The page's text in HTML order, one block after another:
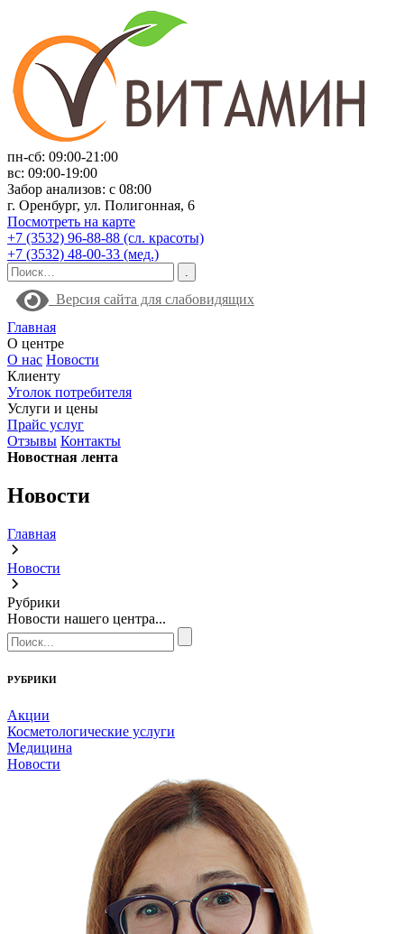
пн-сб: 09:00-21:00
вс: 09:00-19:00
Забор анализов: с 08:00
г. Оренбург, ул. Полигонная, 6
Посмотреть на карте
+7 (3532) 96-88-88 (сл. красоты)
+7 (3532) 48-00-33 (мед.)
Версия сайта для слабовидящих
Главная
О центре
О нас Новости
Клиенту
Уголок потребителя
Услуги и цены
Прайс услуг
Отзывы Контакты
Новостная лента
Новости
Главная
Новости
Рубрики
Новости нашего центра...
РУБРИКИ
Акции
Косметологические услуги
Медицина
Новости